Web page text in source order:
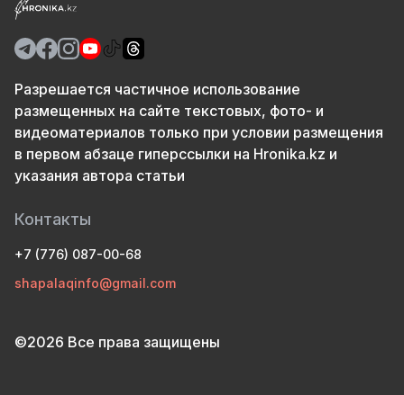
Разрешается частичное использование
размещенных на сайте текстовых, фото- и
видеоматериалов только при условии размещения
в первом абзаце гиперссылки на Hronika.kz и
указания автора статьи
Контакты
+7 (776) 087-00-68
shapalaqinfo@gmail.com
©2026 Все права защищены